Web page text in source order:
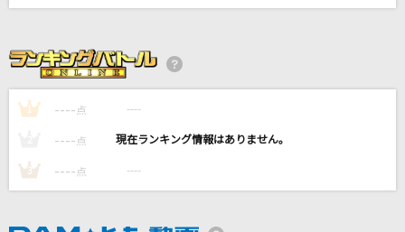
テレサ・テン
三枚の写真
FREAK SHOW
1 ---- 点 ----
---- 点 ----
3 ---- 点 ----